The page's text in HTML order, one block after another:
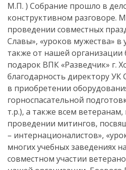
М.П. ) Собрание прошло в
конструктивном разговоре.
проведении совместных
Славы», «уроков мужества» в
также от нашей
подарок ВПК «Разведчик» г.
благодарность директору
в приобретении
горноспасательной
т.р.), а также всем ветеранам,
проведении митингов,
– интернационалистов»,
многих учебных заведениях
совместном участии